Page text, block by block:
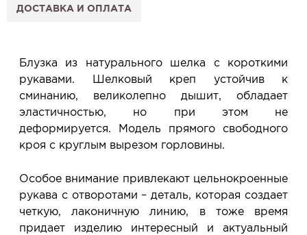
3. Заполните форму и отправьте заявку.
Услуга бесплатная и ни к чему не обязывает: Вы
примеряете в салоне и уже на месте решаете,
покупать или нет.
резерв действует 5 дней.
ДОСТАВКА И ОПЛАТА
Блузка из натурального шелка с короткими
рукавами. Шелковый креп устойчив к
сминанию, великолепно дышит, обладает
эластичностью, но при этом не
деформируется. Модель прямого свободного
кроя с круглым вырезом горловины.
Особое внимание привлекают цельнокроенные
рукава с отворотами – деталь, которая создает
четкую, лаконичную линию, в тоже время
придает изделию интересный и актуальный